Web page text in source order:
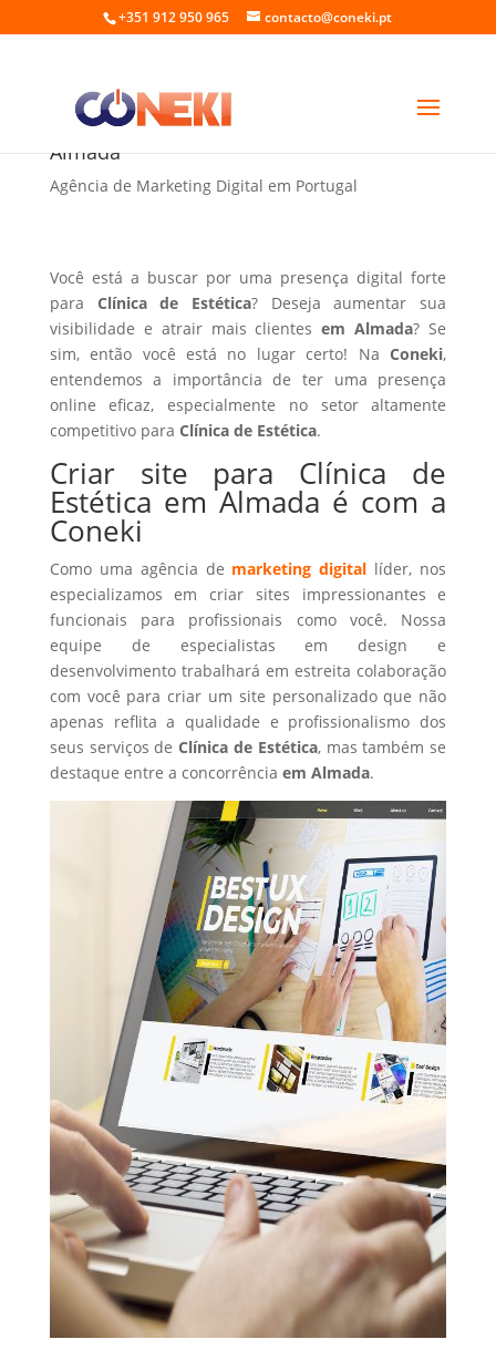
+351 912 950 965 contacto@coneki.pt
Criar site para Clínica de Estética em
Almada
Agência de Marketing Digital em Portugal
Você está a buscar por uma presença digital forte
para Clínica de Estética? Deseja aumentar sua
visibilidade e atrair mais clientesem Almada? Se
sim, então você está no lugar certo! NaConeki,
entendemos a importância de ter uma presença
online eficaz, especialmente no setor altamente
competitivo para Clínica de Estética.
Criar site para Clínica de
Estética em Almada é com a
Coneki
Como uma agência de marketing digital líder, nos
especializamos em criar sites impressionantes e
funcionais para profissionais como você. Nossa
equipe de especialistas em design e
desenvolvimento trabalhará em estreita colaboração
com você para criar um site personalizado que não
apenas reflita a qualidade e profissionalismo dos
seus serviços deClínica de Estética, mas também se
destaque entre a concorrência em Almada.